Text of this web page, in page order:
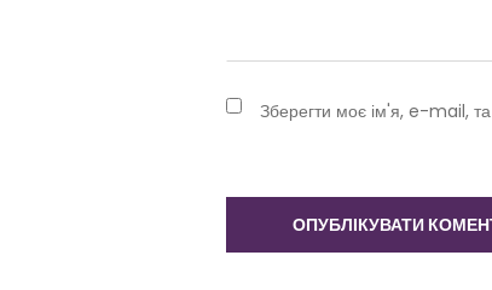
Зберегти моє ім'я, e-mail,